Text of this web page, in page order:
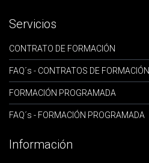
Servicios
CONTRATO DE FORMACIÓN
FAQ´s - CONTRATOS DE FORMACIÓN
FORMACIÓN PROGRAMADA
FAQ´s - FORMACIÓN PROGRAMADA
Información